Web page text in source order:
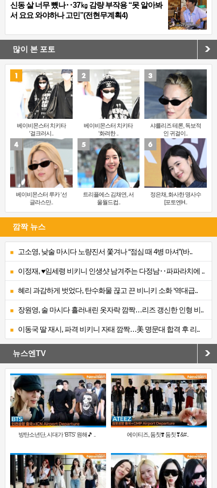
신동 살 너무 뺐나‥37㎏ 감량 부작용 “못 알아봐
서 요요 와야하나 고민”(전현무계획4)
많이 본 포토
베이비몬스터 치키타
‘걸크러시..
베이비몬스터 치키타
‘화려한 ..
샤를리즈 테론, 독보적
인 귀걸이..
베이비몬스터 루카 ‘선
글라스만..
트리플에스 김채연, 서
울월드컵..
정은채, 화사한 명사수
[포토엔H..
깜짝 뉴스
고소영, 낮술 마시다 노량진서 쫓겨나 “점심 때 4병 마셔”(바..
이정재, ♥임세령 비키니 인생샷 남겨주는 다정남‥파파라치에 ..
혜리 과감하게 벗었다, 탄수화물 끊고 끈 비니키 소화 ‘역대급..
장원영, 술 마시다 흘러내린 옷자락 깜짝…리즈 갱신한 인형 비..
이동국 딸 재시, 파격 비키니 자태 깜짝…美 명문대 합격 후 리..
뉴스엔TV
방탄소년단, 시대가 ‘BTS’ 원해🎵 .. 에이티즈, 둠칫❣️ 둠칫❣&#..